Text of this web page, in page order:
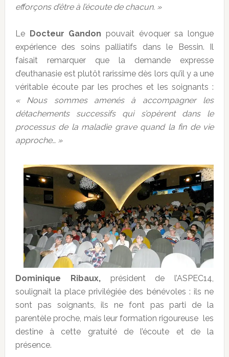
efforçons d’être à l’écoute de chacun. »
Le Docteur Gandon pouvait évoquer sa longue
expérience des soins palliatifs dans le Bessin. Il
faisait remarquer que la demande expresse
d’euthanasie est plutôt rarissime dès lors qu’il y a une
véritable écoute par les proches et les soignants :
« Nous sommes amenés à accompagner les
détachements successifs qui s’opèrent dans le
processus de la maladie grave quand la fin de vie
approche… »
Dominique Ribaux,président de l’ASPEC14,
soulignait la place privilégiée des bénévoles : ils ne
sont pas soignants, ils ne font pas parti de la
parentèle proche, mais leur formation rigoureuse les
destine à cette gratuité de l’écoute et de la
présence.